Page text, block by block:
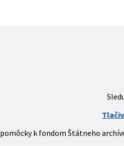
k fondom Štátneho